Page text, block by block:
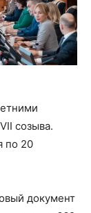
созыва.
по 20
документ